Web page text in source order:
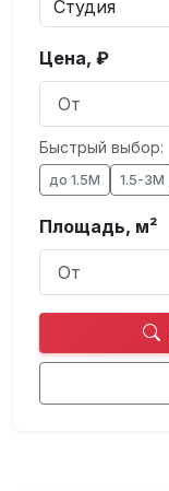
Цена, ₽
Быстрый выбор:
до 1.5М 1.5-3М
Площадь, м²